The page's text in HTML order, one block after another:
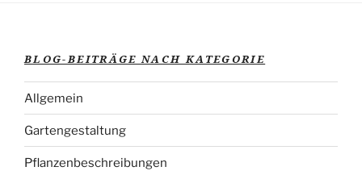
BLOG-BEITRÄGE NACH KATEGORIE
Allgemein
Gartengestaltung
Pflanzenbeschreibungen